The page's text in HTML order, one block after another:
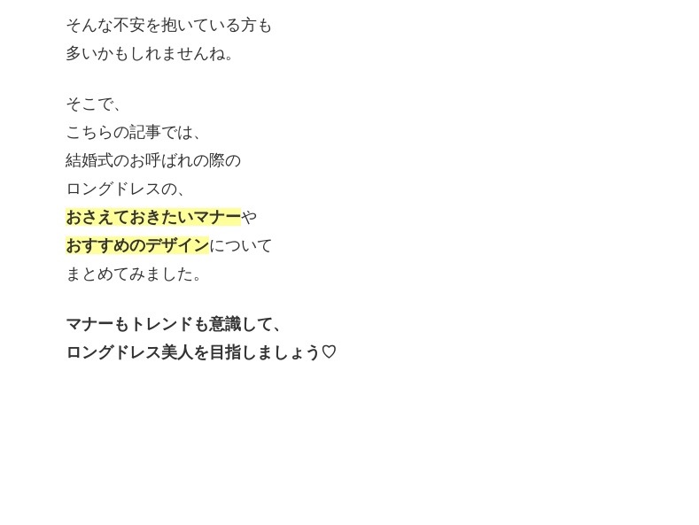
そんな不安を抱いている方も
多いかもしれませんね。
そこで、
こちらの記事では、
結婚式のお呼ばれの際の
ロングドレスの、
おさえておきたいマナーや
おすすめのデザインについて
まとめてみました。
マナーもトレンドも意識して、
ロングドレス美人を目指しましょう♡